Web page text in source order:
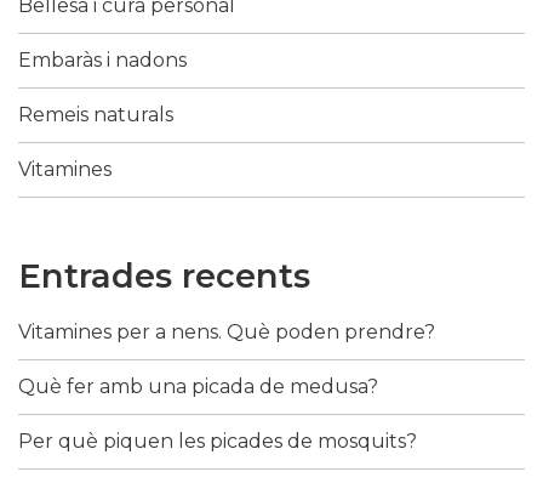
Bellesa i cura personal
Embaràs i nadons
Remeis naturals
Vitamines
Entrades recents
Vitamines per a nens. Què poden prendre?
Què fer amb una picada de medusa?
Per què piquen les picades de mosquits?